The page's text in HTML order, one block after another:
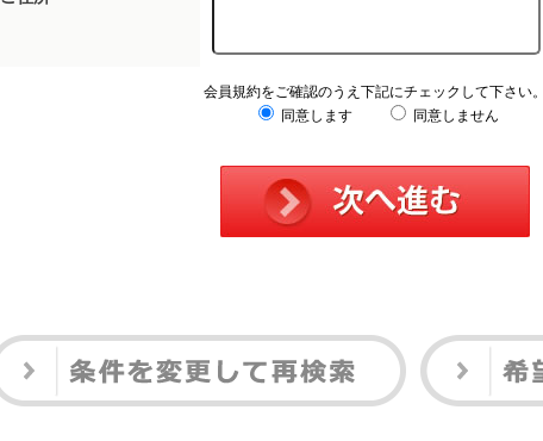
会員規約をご確認のうえ下記にチェックして下さい。
同意します
同意しません